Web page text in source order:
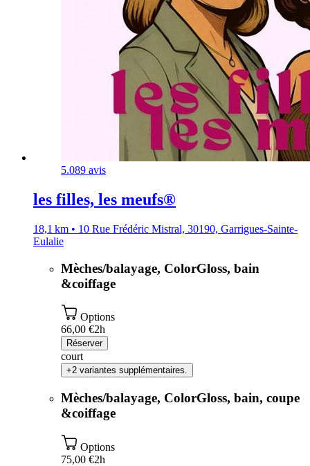
5.089 avis
les filles, les meufs®️
18,1 km • 10 Rue Frédéric Mistral, 30190, Garrigues-Sainte-
Eulalie
Mèches/balayage, ColorGloss, bain
&coiffage
Options
66,00 €2h
Réserver
court
+2 variantes supplémentaires.
Mèches/balayage, ColorGloss, bain, coupe
&coiffage
Options
75,00 €2h